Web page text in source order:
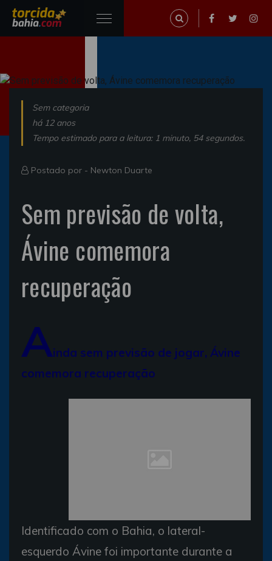
Sem categoria
há 12 anos
Tempo estimado para a leitura: 1 minuto, 54 segundos.
Postado por - Newton Duarte
Sem previsão de volta,
Ávine comemora
recuperação
Ainda sem previsão de jogar, Ávine
comemora recuperação
Identificado com o Bahia, o lateral-
esquerdo Ávine foi importante durante a